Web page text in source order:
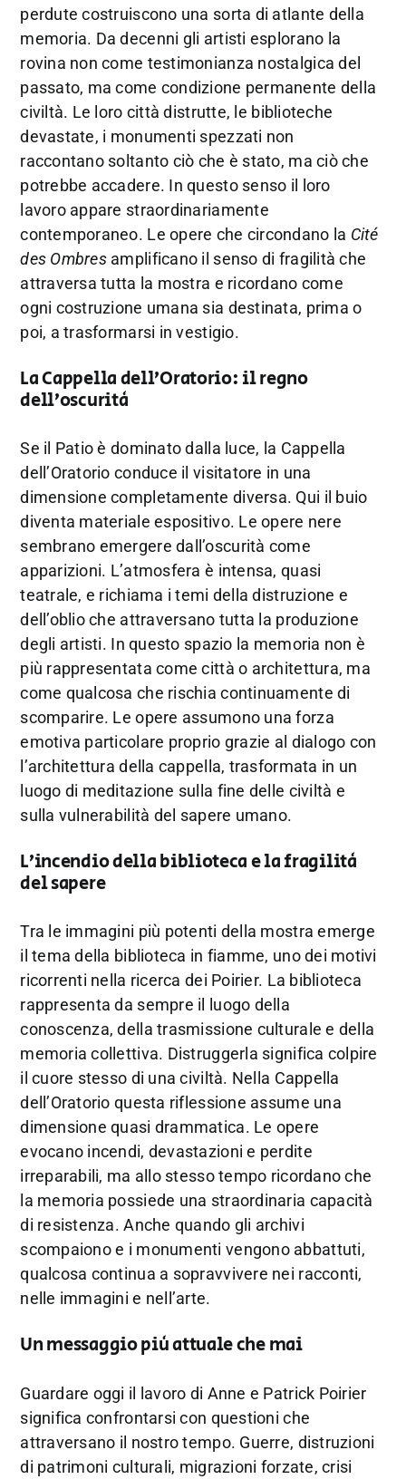
perdute costruiscono una sorta di atlante della
memoria. Da decenni gli artisti esplorano la
rovina non come testimonianza nostalgica del
passato, ma come condizione permanente della
civiltà. Le loro città distrutte, le biblioteche
devastate, i monumenti spezzati non
raccontano soltanto ciò che è stato, ma ciò che
potrebbe accadere. In questo senso il loro
lavoro appare straordinariamente
contemporaneo. Le opere che circondano la Cité
des Ombresamplificano il senso di fragilità che
attraversa tutta la mostra e ricordano come
ogni costruzione umana sia destinata, prima o
poi, a trasformarsi in vestigio.
La Cappella dell’Oratorio: il regno
dell’oscurità
Se il Patio è dominato dalla luce, la Cappella
dell’Oratorio conduce il visitatore in una
dimensione completamente diversa. Qui il buio
diventa materiale espositivo. Le opere nere
sembrano emergere dall’oscurità come
apparizioni. L’atmosfera è intensa, quasi
teatrale, e richiama i temi della distruzione e
dell’oblio che attraversano tutta la produzione
degli artisti. In questo spazio la memoria non è
più rappresentata come città o architettura, ma
come qualcosa che rischia continuamente di
scomparire. Le opere assumono una forza
emotiva particolare proprio grazie al dialogo con
l’architettura della cappella, trasformata in un
luogo di meditazione sulla fine delle civiltà e
sulla vulnerabilità del sapere umano.
L’incendio della biblioteca e la fragilità
del sapere
Tra le immagini più potenti della mostra emerge
il tema della biblioteca in fiamme, uno dei motivi
ricorrenti nella ricerca dei Poirier. La biblioteca
rappresenta da sempre il luogo della
conoscenza, della trasmissione culturale e della
memoria collettiva. Distruggerla significa colpire
il cuore stesso di una civiltà. Nella Cappella
dell’Oratorio questa riflessione assume una
dimensione quasi drammatica. Le opere
evocano incendi, devastazioni e perdite
irreparabili, ma allo stesso tempo ricordano che
la memoria possiede una straordinaria capacità
di resistenza. Anche quando gli archivi
scompaiono e i monumenti vengono abbattuti,
qualcosa continua a sopravvivere nei racconti,
nelle immagini e nell’arte.
Un messaggio più attuale che mai
Guardare oggi il lavoro di Anne e Patrick Poirier
significa confrontarsi con questioni che
attraversano il nostro tempo. Guerre, distruzioni
di patrimoni culturali, migrazioni forzate, crisi